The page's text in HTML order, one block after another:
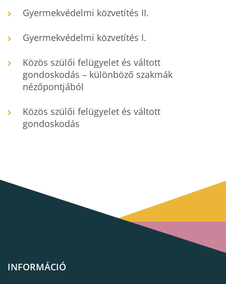
Gyermekvédelmi közvetítés II.
Gyermekvédelmi közvetítés I.
Közös szülői felügyelet és váltott
gondoskodás – különböző szakmák
nézőpontjából
Közös szülői felügyelet és váltott
gondoskodás
INFORMÁCIÓ